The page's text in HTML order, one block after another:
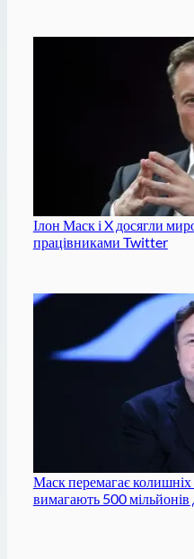
Ілон Маск і X досягли
працівниками Twitter
Маск перемагає колишніх
вимагають 500 мільйонів